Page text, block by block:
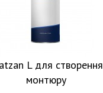
L для створення
монтюру